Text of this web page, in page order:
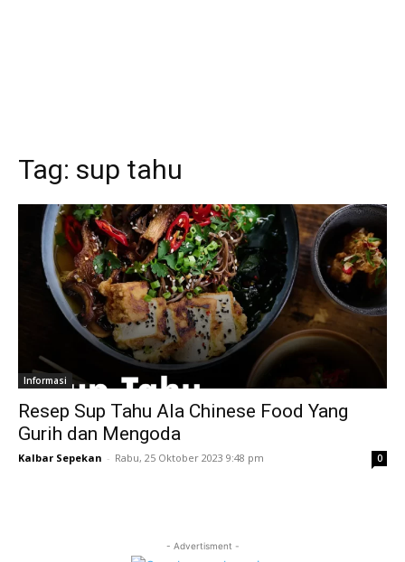
Tag: sup tahu
Informasi
Resep Sup Tahu Ala Chinese Food Yang
Gurih dan Mengoda
Kalbar Sepekan - Rabu, 25 Oktober 2023 9:48 pm 0
- Advertisment -